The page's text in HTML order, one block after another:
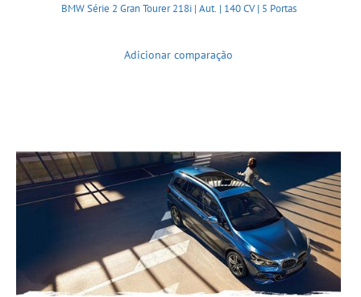
BMW Série 2 Gran Tourer 218i | Aut. | 140 CV | 5 Portas
Adicionar comparação